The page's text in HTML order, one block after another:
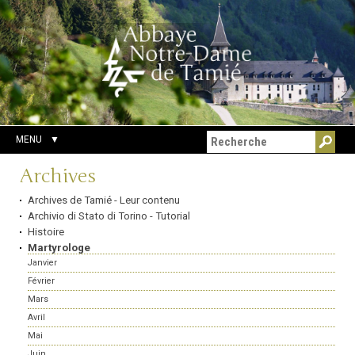
Aller
au
contenu.
|
Aller
à
la
navigation
Outils
personnels
Chercher par
Recherche
avancée…
MENU
Navigation
Archives
Archives de Tamié - Leur contenu
Archivio di Stato di Torino - Tutorial
Histoire
Martyrologe
Janvier
Février
Mars
Avril
Mai